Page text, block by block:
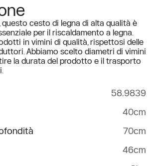
questo cesto di legna di alta qualità è
per il riscaldamento a legna.
in vimini di qualità, rispettosi delle
Abbiamo scelto diametri di vimini
la durata del prodotto e il trasporto
58.9839
40cm
70cm
46cm